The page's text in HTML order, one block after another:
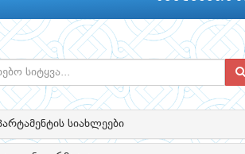
სიახლეები